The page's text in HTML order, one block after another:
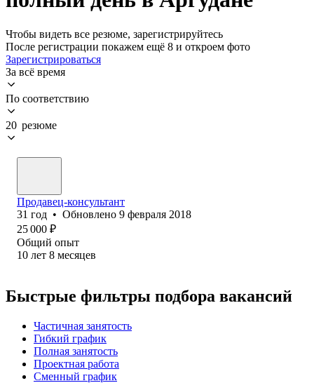
Чтобы видеть все резюме, зарегистрируйтесь
После регистрации покажем ещё 8 и откроем фото
Зарегистрироваться
За всё время
По соответствию
20 резюме
Продавец-консультант
31 год • Обновлено 9 февраля 2018
25 000 ₽
Общий опыт
10 лет 8 месяцев
Быстрые фильтры подбора вакансий
Частичная занятость
Гибкий график
Полная занятость
Проектная работа
Сменный график